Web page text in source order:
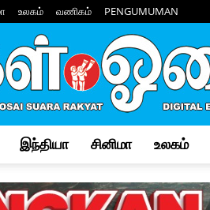
உலகம் வணிகம் PENGUMUMAN
இந்தியா சினிமா உலகம்